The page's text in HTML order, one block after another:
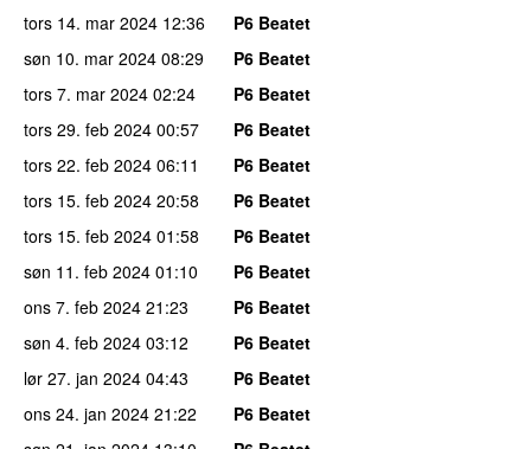
tors 14. mar 2024 12:36
P6 Beatet
søn 10. mar 2024 08:29
P6 Beatet
tors 7. mar 2024 02:24
P6 Beatet
tors 29. feb 2024 00:57
P6 Beatet
tors 22. feb 2024 06:11
P6 Beatet
tors 15. feb 2024 20:58
P6 Beatet
tors 15. feb 2024 01:58
P6 Beatet
søn 11. feb 2024 01:10
P6 Beatet
ons 7. feb 2024 21:23
P6 Beatet
søn 4. feb 2024 03:12
P6 Beatet
lør 27. jan 2024 04:43
P6 Beatet
ons 24. jan 2024 21:22
P6 Beatet